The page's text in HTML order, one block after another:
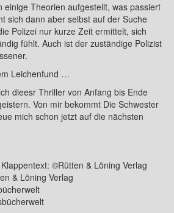
einige Theorien aufgestellt, was passiert
sich dann aber selbst auf der Suche
Polizei nur kurze Zeit ermittelt, sich
fühlt. Auch ist der zuständige Polizist
Leichenfund …
dieesr Thriller von Anfang bis Ende
Von mir bekommt Die Schwester
mich schon jetzt auf die nächsten
©Rütten & Löning Verlag
& Löning Verlag